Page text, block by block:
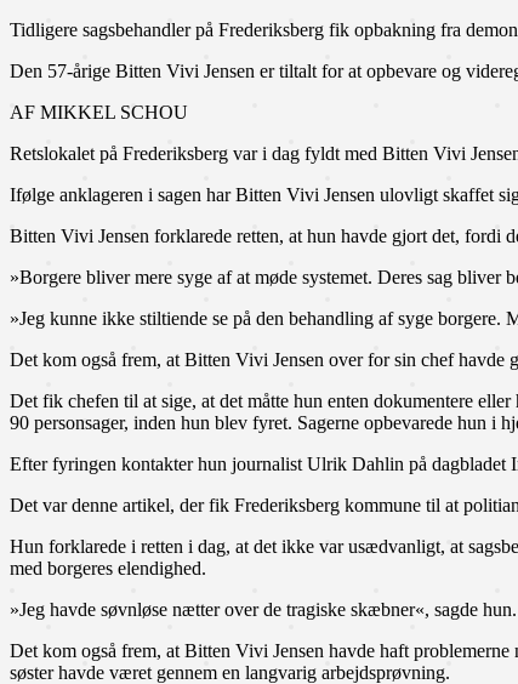
Tidligere sagsbehandler på Frederiksberg fik opbakning fra
Den 57-årige Bitten Vivi Jensen er tiltalt for at opbevare og
AF MIKKEL SCHOU
Retslokalet på Frederiksberg var i dag fyldt med Bitten Vivi
Ifølge anklageren i sagen har Bitten Vivi Jensen ulovligt skaffet
Bitten Vivi Jensen forklarede retten, at hun havde gjort det, fordi
»Borgere bliver mere syge af at møde systemet. Deres sag
»Jeg kunne ikke stiltiende se på den behandling af syge
Det kom også frem, at Bitten Vivi Jensen over for sin chef
Det fik chefen til at sige, at det måtte hun enten dokumentere
90 personsager, inden hun blev fyret. Sagerne opbevarede hun i
Efter fyringen kontakter hun journalist Ulrik Dahlin på dagbladet
Det var denne artikel, der fik Frederiksberg kommune til at
Hun forklarede i retten i dag, at det ikke var usædvanligt, at
med borgeres elendighed.
»Jeg havde søvnløse nætter over de tragiske skæbner«, sagde hun.
Det kom også frem, at Bitten Vivi Jensen havde haft
søster havde været gennem en langvarig arbejdsprøvning.